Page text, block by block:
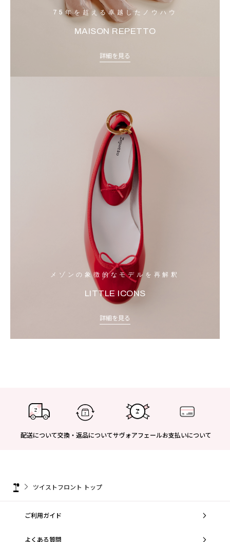
75年を超える卓越したノウハウ
MAISON REPETTO
詳細を見る
メゾンの象徴的なモデルを再解釈
LITTLE ICONS
詳細を見る
配送について交換・返品についてサヴォアフェールお支払いについて
ツイストフロント トップ
ご利用ガイド
よくある質問